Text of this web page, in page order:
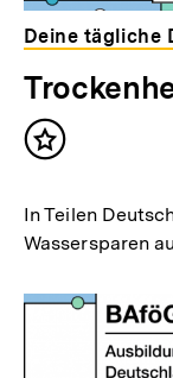
Deine tägliche
Inhalt
In Teilen
Wassersparen